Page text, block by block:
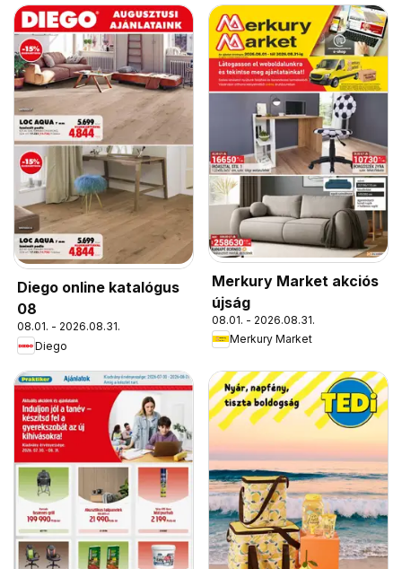
Diego online katalógus
08
08.01. - 2026.08.31.
Diego
Merkury Market akciós
újság
08.01. - 2026.08.31.
Merkury Market